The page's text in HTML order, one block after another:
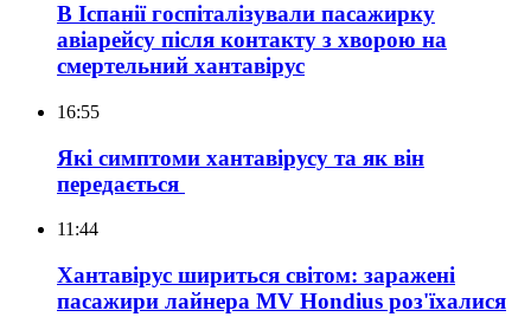
В Іспанії госпіталізували пасажирку
авіарейсу після контакту з хворою на
смертельний хантавірус
16:55
Які симптоми хантавірусу та як він
передається
11:44
Хантавірус шириться світом: заражені
пасажири лайнера MV Hondius роз'їхалися